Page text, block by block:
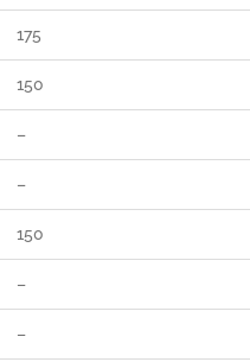
175
150
–
–
150
–
–